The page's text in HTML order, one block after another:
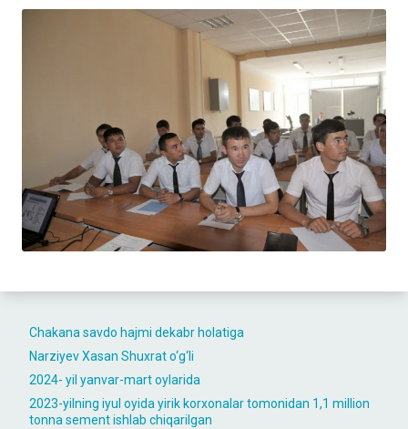
Chakana savdo hajmi dekabr holatiga
Narziyev Xasan Shuxrat o‘g‘li
2024- yil yanvar-mart oylarida
2023-yilning iyul oyida yirik korxonalar tomonidan 1,1 million
tonna sement ishlab chiqarilgan